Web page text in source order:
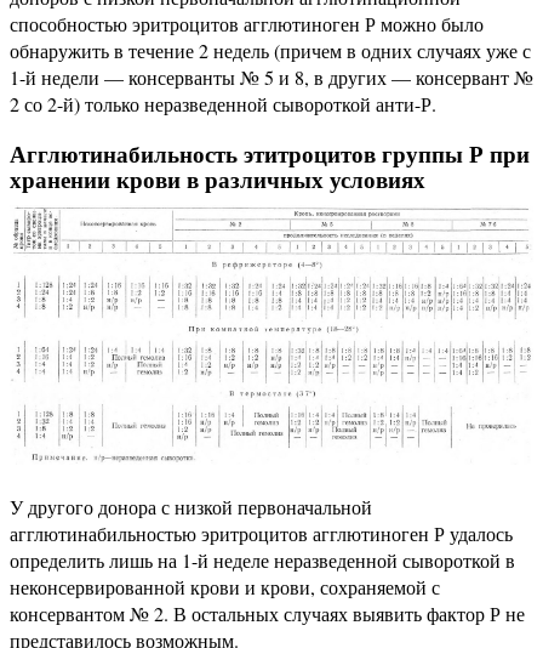
способностью эритроцитов агглютиноген Р можно было
обнаружить в течение 2 недель (причем в одних случаях уже с
1-й недели — консерванты № 5 и 8, в других — консервант №
2 со 2-й) только неразведенной сывороткой анти-Р.
Агглютинабильность этитроцитов группы Р при
хранении крови в различных условиях
У другого донора с низкой первоначальной
агглютинабильностью эритроцитов агглютиноген Р удалось
определить лишь на 1-й неделе неразведенной сывороткой в
неконсервированной крови и крови, сохраняемой с
консервантом № 2. В остальных случаях выявить фактор Р не
представилось возможным.